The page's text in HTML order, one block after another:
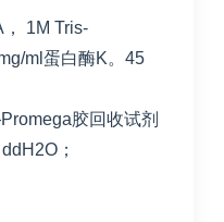
1M Tris-
ml蛋白酶K。45
胶回收试剂
；